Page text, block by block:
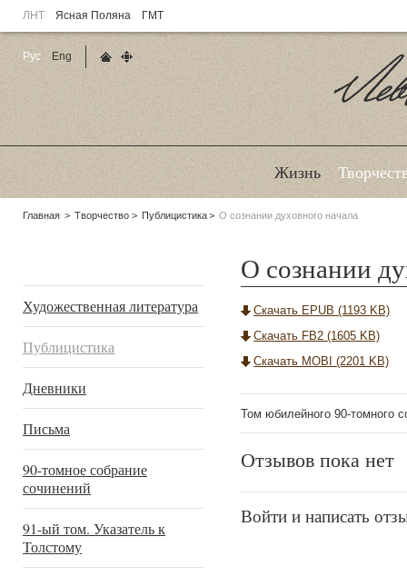
ЛНТ Ясная Поляна ГМТ
Жизнь
Родительские
Главная Творчество Публицистика О сознании духовного начала
Художественная литература
Публицистика
Дневники
Письма
90-томное собрание
сочинений
91-ый том. Указатель к
Толстому
О сознании
Скачать EPUB (1193 KB)
Скачать FB2 (1605 KB)
Скачать MOBI (2201 KB)
Том юбилейного 90-томного
Отзывов пока нет
Войти и написать
Рус
Eng